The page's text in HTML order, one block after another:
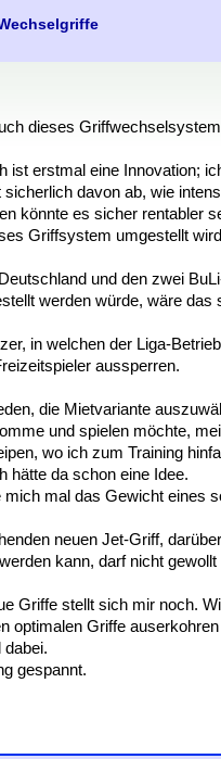
dieses
ist erstmal eine Innovation;
davon ab, wie
könnte es sicher rentabler
Griffsystem umgestellt
und den zwei
werden würde, wäre
in welchen der Liga-
aussperren.
die Mietvariante
und spielen möchte,
wo ich zum Training
hätte da schon eine Idee.
mich mal das Gewicht eines
neuen Jet-Griff,
kann, darf nicht gewollt
Griffe stellt sich mir noch.
optimalen Griffe
dabei.
gespannt.